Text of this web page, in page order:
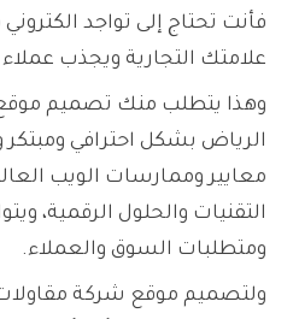
فأنت تحتاج إلى تواجد
علامتك التجارية ويجذب
وهذا يتطلب منك تصميم
الرياض بشكل احترافي
معايير وممارسات الويب
التقنيات والحلول الرقمية،
ومتطلبات السوق والعملاء.
ولتصميم موقع شركة